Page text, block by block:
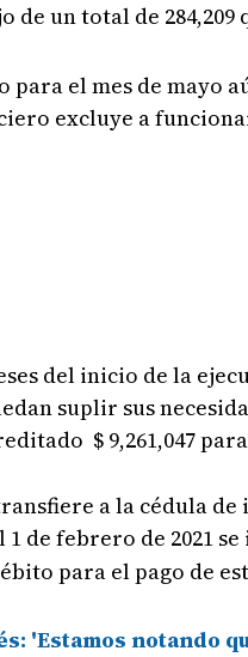
de un total de
para el mes de
excluye a
del inicio de la
suplir sus
$ 9,261,047 para
a la cédula
de febrero de 2021 se
para el pago de
'Estamos notando